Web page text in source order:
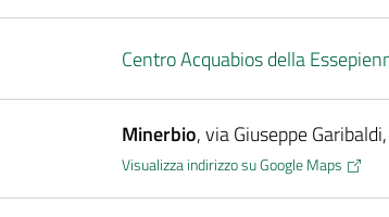
Centro Acquabios della
Minerbio, via Giuseppe
Visualizza indirizzo su Google Maps